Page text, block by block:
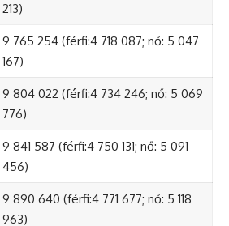
213)
9 765 254 (férfi:4 718 087; nő: 5 047
167)
9 804 022 (férfi:4 734 246; nő: 5 069
776)
9 841 587 (férfi:4 750 131; nő: 5 091
456)
9 890 640 (férfi:4 771 677; nő: 5 118
963)